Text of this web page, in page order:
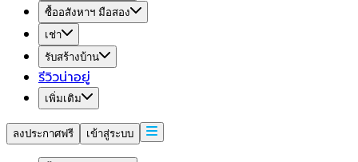
ซื้ออสังหาฯ มือสอง
เช่า
รับสร้างบ้าน
รีวิวน่าอยู่
เพิ่มเติม
ลงประกาศฟรี เข้าสู่ระบบ